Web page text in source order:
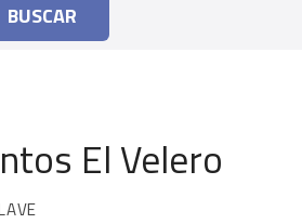
BUSCAR
El Velero